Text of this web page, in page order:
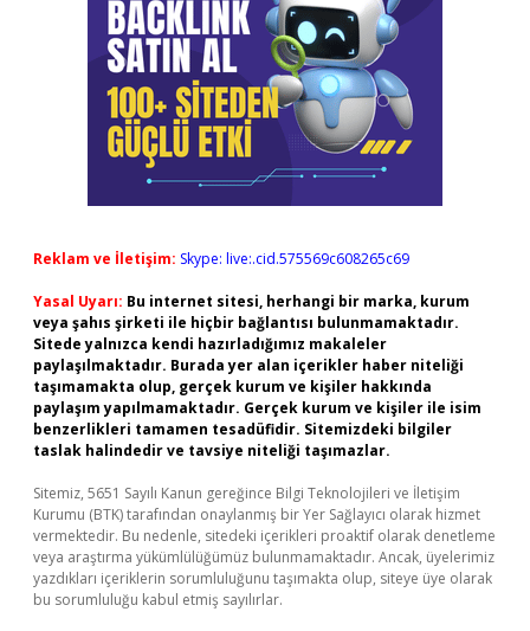
Reklam ve İletişim: Skype: live:.cid.575569c608265c69
Yasal Uyarı: Bu internet sitesi, herhangi bir marka, kurum
veya şahıs şirketi ile hiçbir bağlantısı bulunmamaktadır.
Sitede yalnızca kendi hazırladığımız makaleler
paylaşılmaktadır. Burada yer alan içerikler haber niteliği
taşımamakta olup, gerçek kurum ve kişiler hakkında
paylaşım yapılmamaktadır. Gerçek kurum ve kişiler ile isim
benzerlikleri tamamen tesadüfidir. Sitemizdeki bilgiler
taslak halindedir ve tavsiye niteliği taşımazlar.
Sitemiz, 5651 Sayılı Kanun gereğince Bilgi Teknolojileri ve İletişim
Kurumu (BTK) tarafından onaylanmış bir Yer Sağlayıcı olarak hizmet
vermektedir. Bu nedenle, sitedeki içerikleri proaktif olarak denetleme
veya araştırma yükümlülüğümüz bulunmamaktadır. Ancak, üyelerimiz
yazdıkları içeriklerin sorumluluğunu taşımakta olup, siteye üye olarak
bu sorumluluğu kabul etmiş sayılırlar.